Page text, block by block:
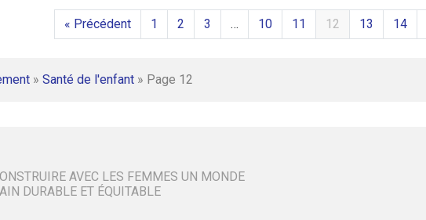
« Précédent 1 2 3 … 10 11 12 13 14
» Santé de l'enfant » Page 12
AVEC LES FEMMES UN MONDE
DURABLE ET ÉQUITABLE